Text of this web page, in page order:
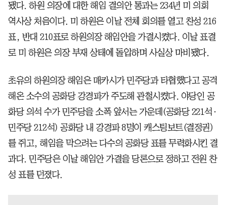
됐다. 하원 의장에 대한 해임 결의안 통과는 234년 미 의회
역사상 처음이다. 미 하원은 이날 전체 회의를 열고 찬성 216
표, 반대 210표로 하원의장 해임안을 가결시켰다. 이날 표결
로 미 하원은 의장 부재 상태에 돌입하며 사실상 마비됐다.
초유의 하원의장 해임은 매카시가 민주당과 타협했다고 공격
해온 소수의 공화당 강경파가 주도해 관철시켰다. 야당인 공
화당 의석 수가 민주당을 소폭 앞서는 가운데(공화당 221석·
민주당 212석) 공화당 내 강경파 8명이 캐스팅보트(결정권)
를 쥐고, 해임을 막으려는 다수의 공화당 표를 무력화시킨 결
과다. 민주당은 이날 해임안 가결을 당론으로 정하고 전원 찬
성 표를 던졌다.